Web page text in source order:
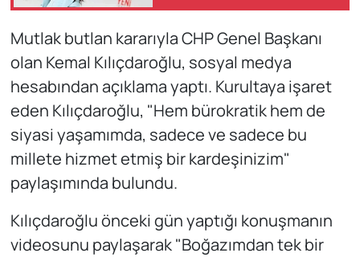
Mutlak butlan kararıyla CHP Genel Başkanı
olan Kemal Kılıçdaroğlu, sosyal medya
hesabından açıklama yaptı. Kurultaya işaret
eden Kılıçdaroğlu, "Hem bürokratik hem de
siyasi yaşamımda, sadece ve sadece bu
millete hizmet etmiş bir kardeşinizim"
paylaşımında bulundu.
Kılıçdaroğlu önceki gün yaptığı konuşmanın
videosunu paylaşarak "Boğazımdan tek bir